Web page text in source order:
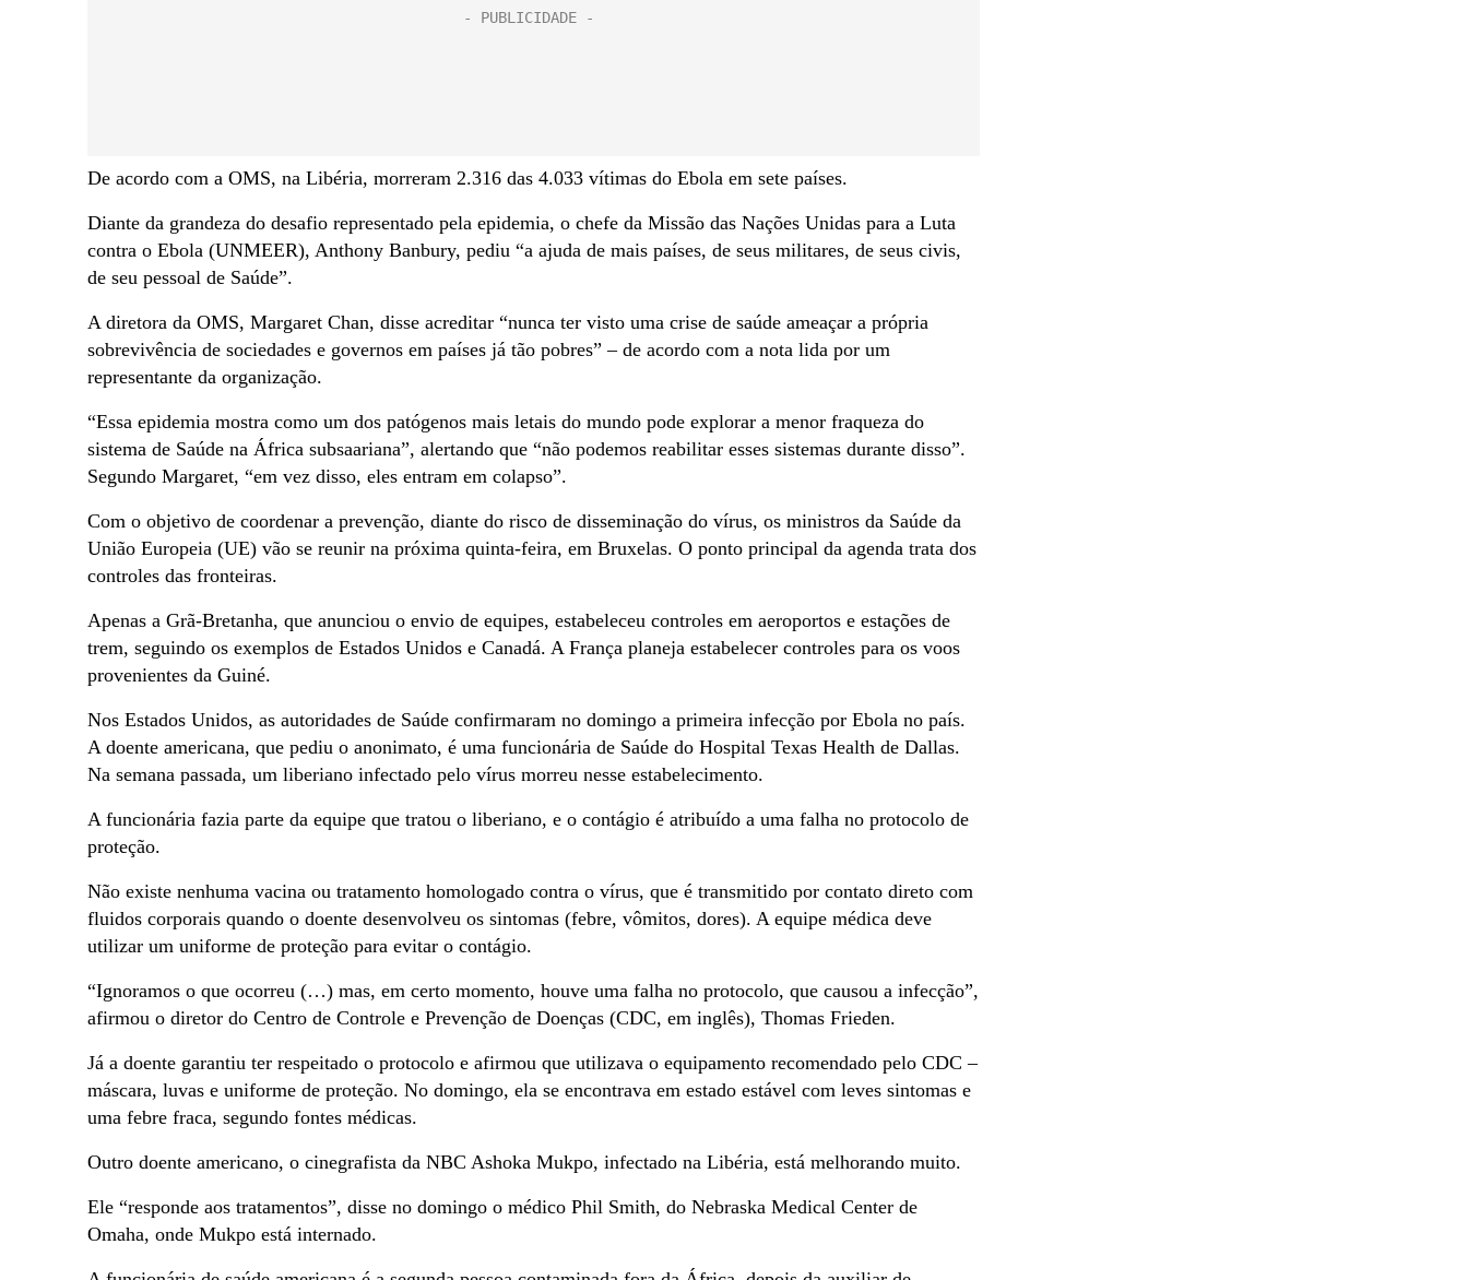
De acordo com a OMS, na Libéria, morreram 2.316 das 4.033 vítimas do Ebola em sete países.
Diante da grandeza do desafio representado pela epidemia, o chefe da Missão das Nações Unidas para a Luta
contra o Ebola (UNMEER), Anthony Banbury, pediu “a ajuda de mais países, de seus militares, de seus civis,
de seu pessoal de Saúde”.
A diretora da OMS, Margaret Chan, disse acreditar “nunca ter visto uma crise de saúde ameaçar a própria
sobrevivência de sociedades e governos em países já tão pobres” – de acordo com a nota lida por um
representante da organização.
“Essa epidemia mostra como um dos patógenos mais letais do mundo pode explorar a menor fraqueza do
sistema de Saúde na África subsaariana”, alertando que “não podemos reabilitar esses sistemas durante disso”.
Segundo Margaret, “em vez disso, eles entram em colapso”.
Com o objetivo de coordenar a prevenção, diante do risco de disseminação do vírus, os ministros da Saúde da
União Europeia (UE) vão se reunir na próxima quinta-feira, em Bruxelas. O ponto principal da agenda trata dos
controles das fronteiras.
Apenas a Grã-Bretanha, que anunciou o envio de equipes, estabeleceu controles em aeroportos e estações de
trem, seguindo os exemplos de Estados Unidos e Canadá. A França planeja estabelecer controles para os voos
provenientes da Guiné.
Nos Estados Unidos, as autoridades de Saúde confirmaram no domingo a primeira infecção por Ebola no país.
A doente americana, que pediu o anonimato, é uma funcionária de Saúde do Hospital Texas Health de Dallas.
Na semana passada, um liberiano infectado pelo vírus morreu nesse estabelecimento.
A funcionária fazia parte da equipe que tratou o liberiano, e o contágio é atribuído a uma falha no protocolo de
proteção.
Não existe nenhuma vacina ou tratamento homologado contra o vírus, que é transmitido por contato direto com
fluidos corporais quando o doente desenvolveu os sintomas (febre, vômitos, dores). A equipe médica deve
utilizar um uniforme de proteção para evitar o contágio.
“Ignoramos o que ocorreu (…) mas, em certo momento, houve uma falha no protocolo, que causou a infecção”,
afirmou o diretor do Centro de Controle e Prevenção de Doenças (CDC, em inglês), Thomas Frieden.
Já a doente garantiu ter respeitado o protocolo e afirmou que utilizava o equipamento recomendado pelo CDC –
máscara, luvas e uniforme de proteção. No domingo, ela se encontrava em estado estável com leves sintomas e
uma febre fraca, segundo fontes médicas.
Outro doente americano, o cinegrafista da NBC Ashoka Mukpo, infectado na Libéria, está melhorando muito.
Ele “responde aos tratamentos”, disse no domingo o médico Phil Smith, do Nebraska Medical Center de
Omaha, onde Mukpo está internado.